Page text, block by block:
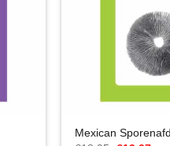
Mexican